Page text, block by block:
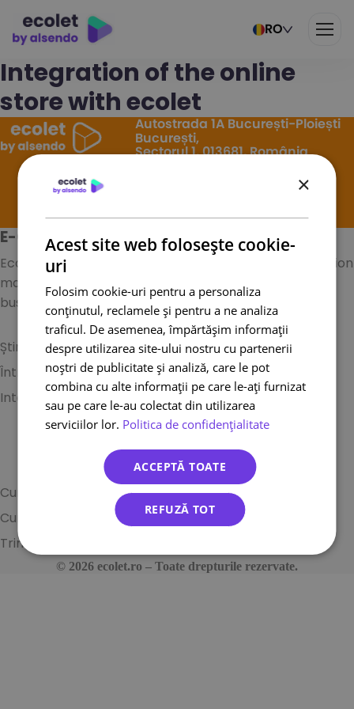
RO
Integration of the online
store with ecolet
Autostrada 1A București-Ploiești
București,
Sectorul 1, 013681, România
E-COLETLOGISTIC S.A.
Ecolet is an online platform specializing in transportation
management systems for small and medium-sized
businesses.
Știri
Întrebări frecvente
Integrări
Contacte
Urmărire
Termeni și condiții
Politica privind cookie-
Curier internațional
Curier național
Trimite
© 2026 ecolet.ro – Toate drepturile rezervate.
×
Acest site web folosește cookie-
uri
Folosim cookie-uri pentru a personaliza
conținutul, reclamele și pentru a ne analiza
traficul. De asemenea, împărtășim informații
despre utilizarea site-ului nostru cu partenerii
noștri de publicitate și analiză, care le pot
combina cu alte informații pe care le-ați furnizat
sau pe care le-au colectat din utilizarea
serviciilor lor. Politica de confidențialitate
ACCEPTĂ TOATE
REFUZĂ TOT